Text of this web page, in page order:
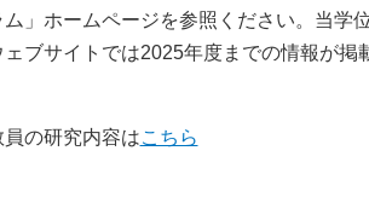
ム」ホームページを参照ください。当学
ェブサイトでは2025年度までの情報が掲
員の研究内容はこちら